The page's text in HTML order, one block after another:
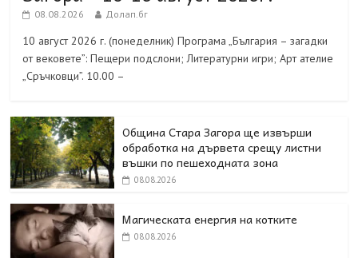
08.08.2026 Долап.бг
10 август 2026 г. (понеделник) Програма „България – загадки
от вековете”: Пещери подслони; Литературни игри; Арт ателие
„Сръчковци”. 10.00 –
Община Стара Загора ще извърши
обработка на дървета срещу листни
въшки по пешеходната зона
08.08.2026
Магическата енергия на котките
08.08.2026